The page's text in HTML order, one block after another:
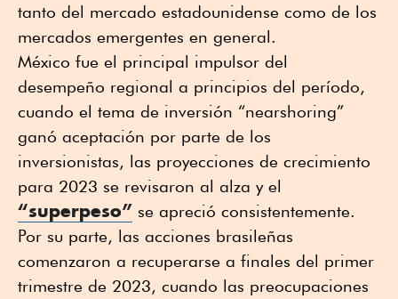
tanto del mercado estadounidense como de los
mercados emergentes en general.
México fue el principal impulsor del
desempeño regional a principios del período,
cuando el tema de inversión “nearshoring”
ganó aceptación por parte de los
inversionistas, las proyecciones de crecimiento
para 2023 se revisaron al alza y el
“superpeso” se apreció consistentemente.
Por su parte, las acciones brasileñas
comenzaron a recuperarse a finales del primer
trimestre de 2023, cuando las preocupaciones